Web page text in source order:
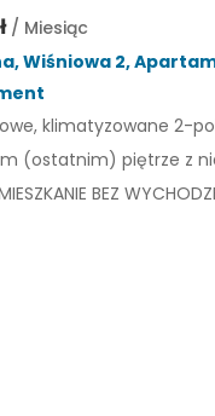
/ Miesiąc
Wiśniowa 2,
klimatyzowane 2-
(ostatnim) piętrze z
BEZ